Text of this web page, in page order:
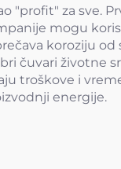
"profit" za sve.
mogu
koroziju
čuvari životne
troškove i
energije.